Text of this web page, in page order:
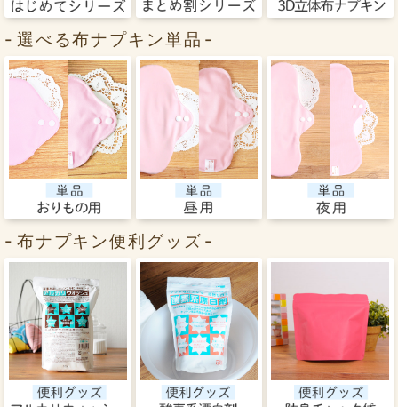
選べる布ナプキン単品
布ナプキン便利グッズ